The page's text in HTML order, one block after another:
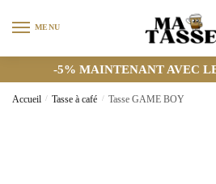
MENU
-5% MAINTENANT AVEC
Accueil / Tasse à café / Tasse GAME BOY